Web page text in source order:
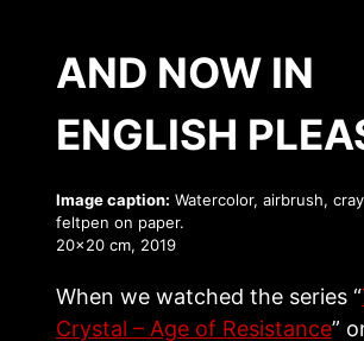
AND NOW IN
ENGLISH
Image caption: Watercolor, airbrush,
feltpen on paper.
20×20 cm, 2019
When we watched the series “
Crystal – Age of Resistance”